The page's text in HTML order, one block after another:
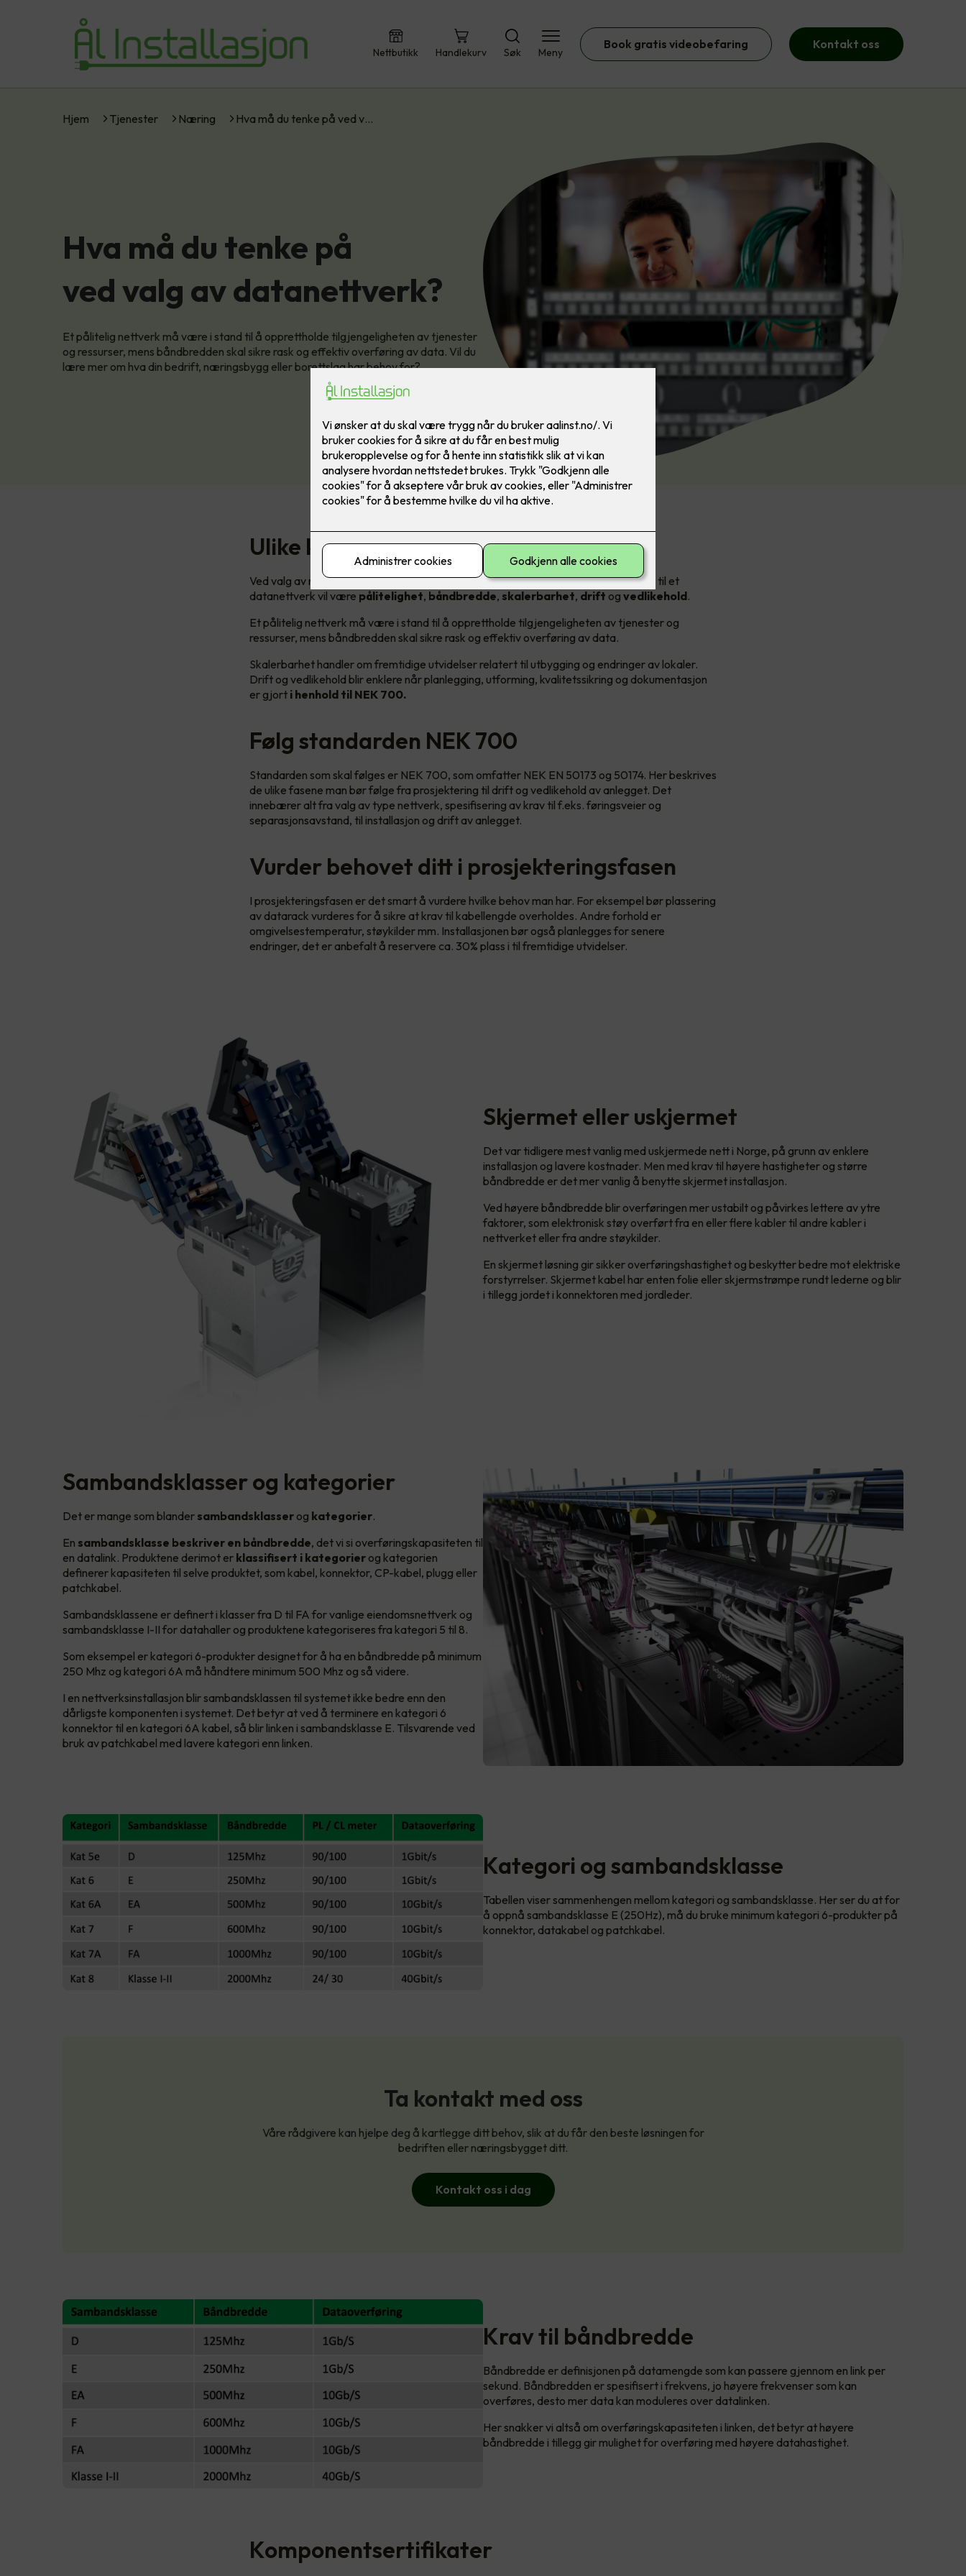
Nettbutikk Handlekurv Søk Meny
Book gratis videobefaring Kontakt oss
Hjem Tjenester Næring Hva må du tenke på ved v…
Hva må du tenke på
ved valg av datanettverk?
Et pålitelig nettverk må være i stand til å opprettholde tilgjengeligheten av tjenester
og ressurser, mens båndbredden skal sikre rask og effektiv overføring av data. Vil du
lære mer om hva din bedrift, næringsbygg eller borettslag har behov for?
Ulike krav til et datanettverk
Ved valg av nettverksløsning er det smart å vurdere hvilke behov man har. Kravene til et
datanettverk vil være pålitelighet, båndbredde, skalerbarhet, drift og vedlikehold.
Et pålitelig nettverk må være i stand til å opprettholde tilgjengeligheten av tjenester og
ressurser, mens båndbredden skal sikre rask og effektiv overføring av data.
Skalerbarhet handler om fremtidige utvidelser relatert til utbygging og endringer av lokaler.
Drift og vedlikehold blir enklere når planlegging, utforming, kvalitetssikring og dokumentasjon
er gjort i henhold til NEK 700.
Følg standarden NEK 700
Standarden som skal følges er NEK 700, som omfatter NEK EN 50173 og 50174. Her beskrives
de ulike fasene man bør følge fra prosjektering til drift og vedlikehold av anlegget. Det
innebærer alt fra valg av type nettverk, spesifisering av krav til f.eks. føringsveier og
separasjonsavstand, til installasjon og drift av anlegget.
Vurder behovet ditt i prosjekteringsfasen
I prosjekteringsfasen er det smart å vurdere hvilke behov man har. For eksempel bør plassering
av datarack vurderes for å sikre at krav til kabellengde overholdes. Andre forhold er
omgivelsestemperatur, støykilder mm. Installasjonen bør også planlegges for senere
endringer, det er anbefalt å reservere ca. 30% plass i til fremtidige utvidelser.
Skjermet eller uskjermet
Det var tidligere mest vanlig med uskjermede nett i Norge, på grunn av enklere
installasjon og lavere kostnader. Men med krav til høyere hastigheter og større
båndbredde er det mer vanlig å benytte skjermet installasjon.
Ved høyere båndbredde blir overføringen mer ustabilt og påvirkes lettere av ytre
faktorer, som elektronisk støy overført fra en eller flere kabler til andre kabler i
nettverket eller fra andre støykilder.
En skjermet løsning gir sikker overføringshastighet og beskytter bedre mot elektriske
forstyrrelser. Skjermet kabel har enten folie eller skjermstrømpe rundt lederne og blir
i tillegg jordet i konnektoren med jordleder.
Sambandsklasser og kategorier
Det er mange som blander sambandsklasser og kategorier.
En sambandsklasse beskriver en båndbredde, det vi si overføringskapasiteten til
en datalink. Produktene derimot er klassifisert i kategorier og kategorien
definerer kapasiteten til selve produktet, som kabel, konnektor, CP-kabel, plugg eller
patchkabel.
Sambandsklassene er definert i klasser fra D til FA for vanlige eiendomsnettverk og
sambandsklasse I-II for datahaller og produktene kategoriseres fra kategori 5 til 8.
Som eksempel er kategori 6-produkter designet for å ha en båndbredde på minimum
250 Mhz og kategori 6A må håndtere minimum 500 Mhz og så videre.
I en nettverksinstallasjon blir sambandsklassen til systemet ikke bedre enn den
dårligste komponenten i systemet. Det betyr at ved å terminere en kategori 6
konnektor til en kategori 6A kabel, så blir linken i sambandsklasse E. Tilsvarende ved
bruk av patchkabel med lavere kategori enn linken.
Kategori og sambandsklasse
Tabellen viser sammenhengen mellom kategori og sambandsklasse. Her ser du at for
å oppnå sambandsklasse E (250Hz), må du bruke minimum kategori 6-produkter på
konnektor, datakabel og patchkabel.
Ta kontakt med oss
Våre rådgivere kan hjelpe deg å kartlegge ditt behov, slik at du får den beste løsningen for
bedriften eller næringsbygget ditt.
Kontakt oss i dag
Krav til båndbredde
Båndbredde er definisjonen på datamengde som kan passere gjennom en link per
sekund. Båndbredden er spesifisert i frekvens, jo høyere frekvenser som kan
overføres, desto mer data kan moduleres over datalinken.
Her snakker vi altså om overføringskapasiteten i linken, det betyr at høyere
båndbredde i tillegg gir mulighet for overføring med høyere datahastighet.
Komponentsertifikater